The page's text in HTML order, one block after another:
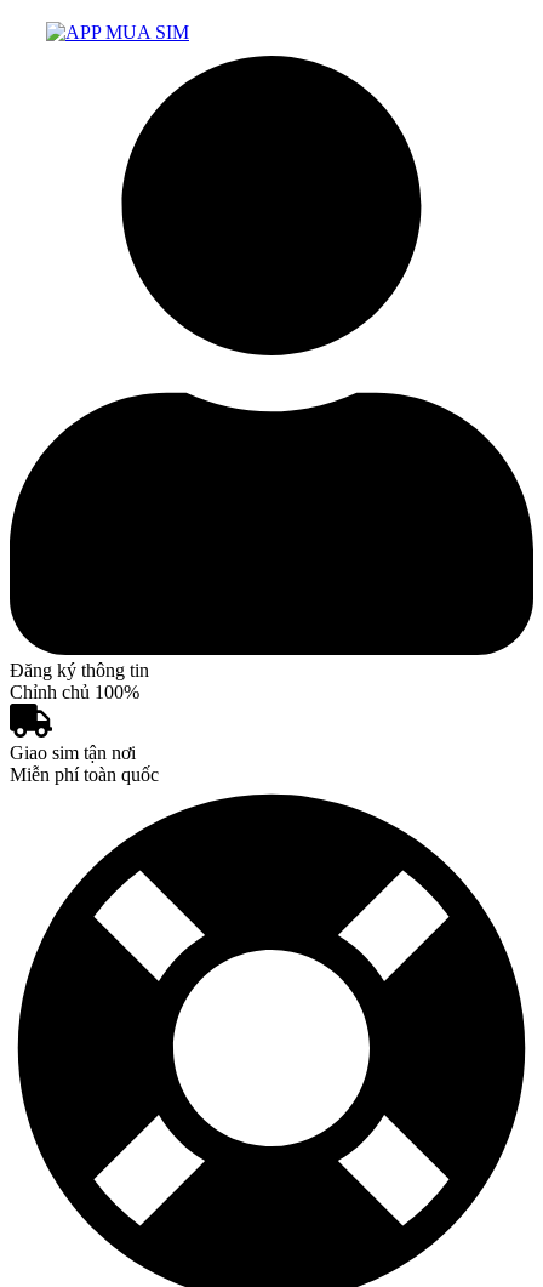
Đăng ký thông tin
Chỉnh chủ 100%
Giao sim tận nơi
Miễn phí toàn quốc